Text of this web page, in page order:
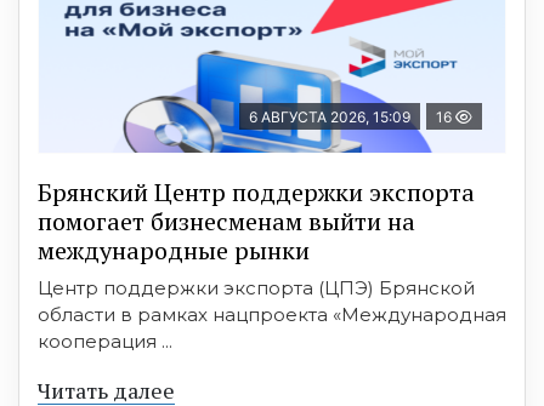
6 АВГУСТА 2026, 15:09 16
Брянский Центр поддержки экспорта
помогает бизнесменам выйти на
международные рынки
Центр поддержки экспорта (ЦПЭ) Брянской
области в рамках нацпроекта «Международная
кооперация ...
Читать далее